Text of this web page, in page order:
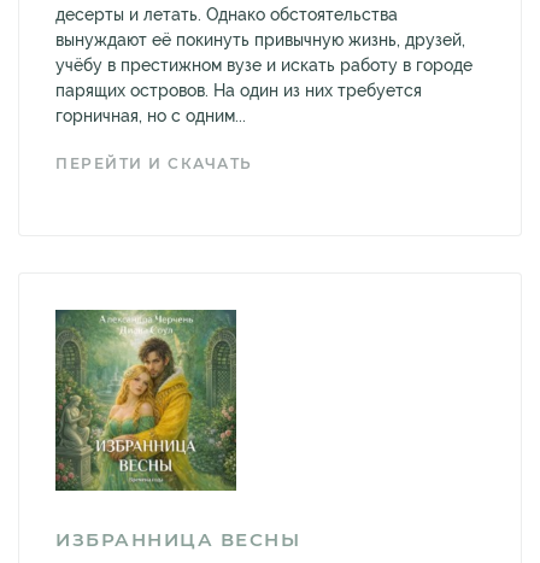
десерты и летать. Однако обстоятельства
вынуждают её покинуть привычную жизнь, друзей,
учёбу в престижном вузе и искать работу в городе
парящих островов. На один из них требуется
горничная, но с одним...
ПЕРЕЙТИ И СКАЧАТЬ
ИЗБРАННИЦА ВЕСНЫ